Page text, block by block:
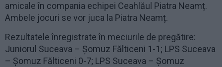
amicale în compania echipei Ceahlăul Piatra Neamț.
Ambele jocuri se vor juca la Piatra Neamț.
Rezultatele înregistrate în meciurile de pregătire:
Juniorul Suceava – Șomuz Fălticeni 1-1; LPS Suceava
– Șomuz Fălticeni 0-7; LPS Suceava – Șomuz